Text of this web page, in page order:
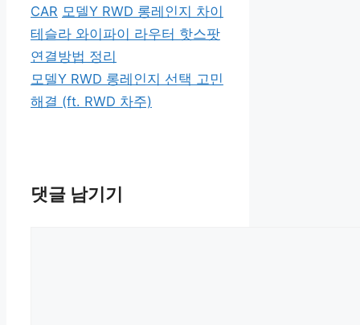
카
테
고
리
CAR 태
그
모델Y RWD 롱레인지 차이
테슬라 와이파이 라우터 핫스팟
연결방법 정리
모델Y RWD 롱레인지 선택 고민
해결 (ft. RWD 차주)
댓글 남기기